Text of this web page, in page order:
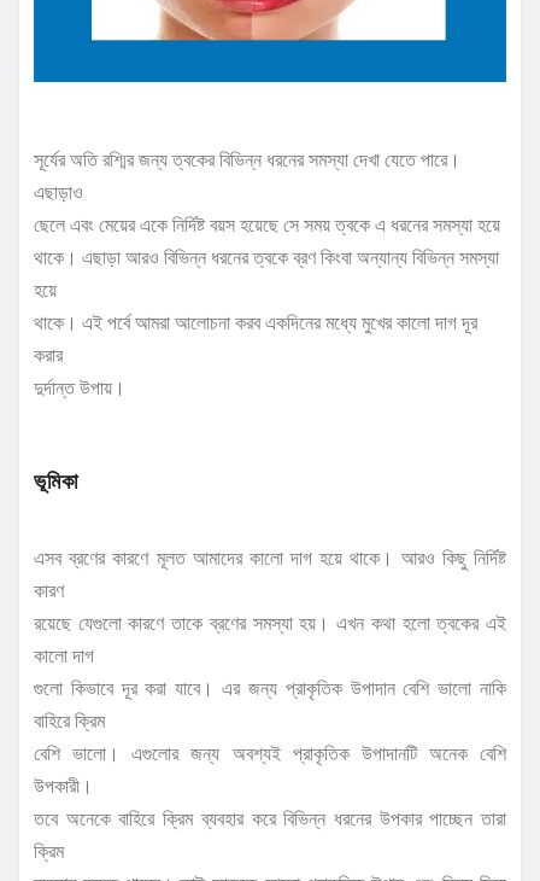
সূর্যের অতি রশ্মির জন্য ত্বকের বিভিন্ন ধরনের সমস্যা দেখা যেতে পারে।
এছাড়াও
ছেলে এবং মেয়ের একে নির্দিষ্ট বয়স হয়েছে সে সময় ত্বকে এ ধরনের সমস্যা হয়ে
থাকে। এছাড়া আরও বিভিন্ন ধরনের ত্বকে ব্রণ কিংবা অন্যান্য বিভিন্ন সমস্যা
হয়ে
থাকে। এই পর্বে আমরা আলোচনা করব একদিনের মধ্যে মুখের কালো দাগ দূর
করার
দুর্দান্ত উপায়।
ভূমিকা
এসব ব্রণের কারণে মূলত আমাদের কালো দাগ হয়ে থাকে। আরও কিছু নির্দিষ্ট
কারণ
রয়েছে যেগুলো কারণে তাকে ব্রণের সমস্যা হয়। এখন কথা হলো ত্বকের এই
কালো দাগ
গুলো কিভাবে দূর করা যাবে। এর জন্য প্রাকৃতিক উপাদান বেশি ভালো নাকি
বাহিরে ক্রিম
বেশি ভালো। এগুলোর জন্য অবশ্যই প্রাকৃতিক উপাদানটি অনেক বেশি
উপকারী।
তবে অনেকে বাহিরে ক্রিম ব্যবহার করে বিভিন্ন ধরনের উপকার পাচ্ছেন তারা
ক্রিম